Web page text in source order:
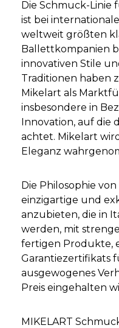
Die Schmuck-Linie
ist bei
weltweit größten
Ballettkompanien
innovativen Stile
Traditionen haben
Mikelart als
insbesondere in
Innovation, auf die
achtet. Mikelart
Eleganz
Die Philosophie von
einzigartige und
anzubieten, die in
werden, mit
fertigen Produkte,
Garantiezertifikats
ausgewogenes
Preis eingehalten
MIKELART